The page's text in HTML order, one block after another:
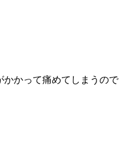
かかって痛めてしまうので